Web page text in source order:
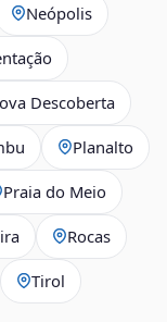
Neópolis
Descoberta
Planalto
Praia do Meio
Rocas
Tirol